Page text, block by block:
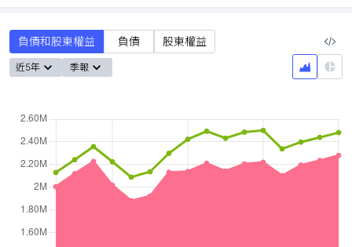
負債和股東權益 負債 股東權益
近5年 季報